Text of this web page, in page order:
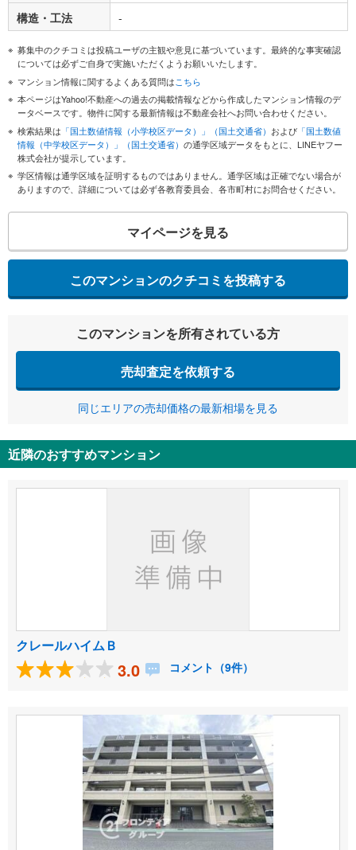
構造・工法
-
募集中のクチコミは投稿ユーザの主観や意見に基づいています。最終的な事実確認
については必ずご自身で実施いただくようお願いいたします。
マンション情報に関するよくある質問はこちら
本ページはYahoo!不動産への過去の掲載情報などから作成したマンション情報のデ
ータベースです。物件に関する最新情報は不動産会社へお問い合わせください。
検索結果は 「国土数値情報（小学校区データ）」（国土交通省） および 「国土数値
情報（中学校区データ）」（国土交通省） の通学区域データをもとに、LINEヤフー
株式会社が提示しています。
学区情報は通学区域を証明するものではありません。通学区域は正確でない場合が
ありますので、詳細については必ず各教育委員会、各市町村にお問合せください。
マイページを見る
このマンションのクチコミを投稿する
このマンションを所有されている方
売却査定を依頼する
同じエリアの売却価格の最新相場を見る
近隣のおすすめマンション
クレールハイムＢ
3.0 コメント（9件）